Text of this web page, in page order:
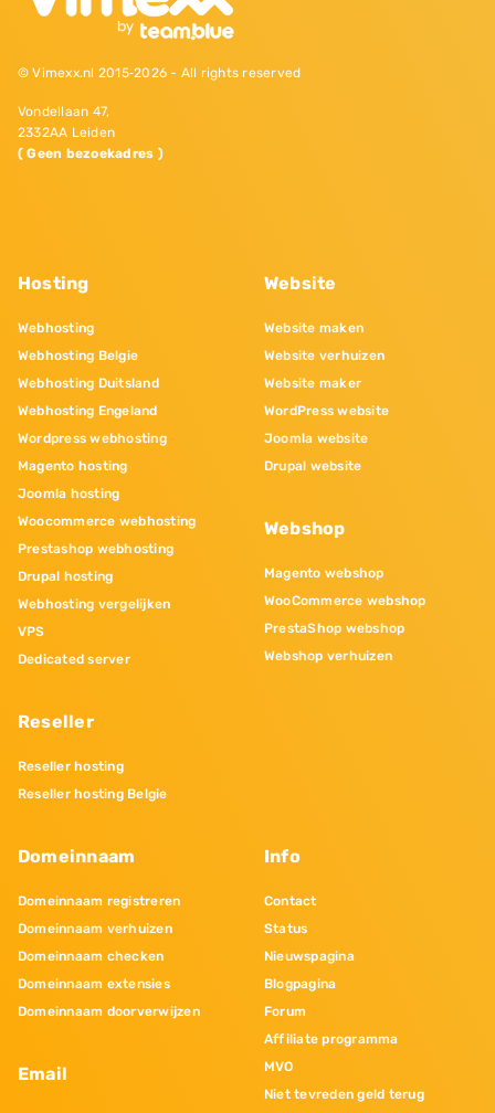
© Vimexx.nl 2015‐2026 - All rights reserved
Vondellaan 47,
2332AA Leiden
( Geen bezoekadres )
Hosting
Webhosting
Webhosting Belgie
Webhosting Duitsland
Webhosting Engeland
Wordpress webhosting
Magento hosting
Joomla hosting
Woocommerce webhosting
Prestashop webhosting
Drupal hosting
Webhosting vergelijken
VPS
Dedicated server
Reseller
Reseller hosting
Reseller hosting Belgie
Website
Website maken
Website verhuizen
Website maker
WordPress website
Joomla website
Drupal website
Webshop
Magento webshop
WooCommerce webshop
PrestaShop webshop
Webshop verhuizen
Domeinnaam
Domeinnaam registreren
Domeinnaam verhuizen
Domeinnaam checken
Domeinnaam extensies
Domeinnaam doorverwijzen
Email
Info
Contact
Status
Nieuwspagina
Blogpagina
Forum
Affiliate programma
MVO
Niet tevreden geld terug